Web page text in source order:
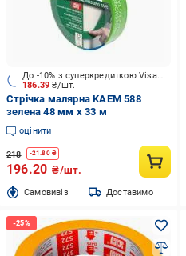
186.39₴/шт.
До -10% з суперкредиткою Visa Вигода
Стрічка малярна KAEM 588
зелена 48 мм x 33 м
оцінити
218 -21.80₴
196.20 ₴/шт.
Cамовивіз Доставимо